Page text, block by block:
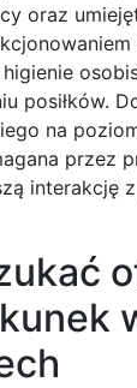
oraz
posiłków.
na
przez
interakcję